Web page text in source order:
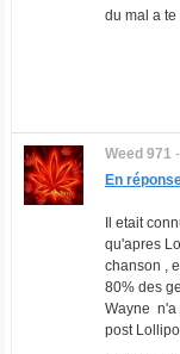
du mal a te
Weed 971-
En
Il etait
qu'apres
chanson ,
80% des
Wayne n'a
post